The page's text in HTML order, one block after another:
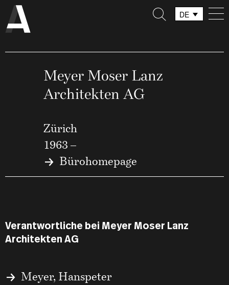
DE
Meyer Moser Lanz
Architekten AG
Zürich
1963 –
Bürohomepage
Verantwortliche bei Meyer Moser Lanz
Architekten AG
Meyer, Hanspeter